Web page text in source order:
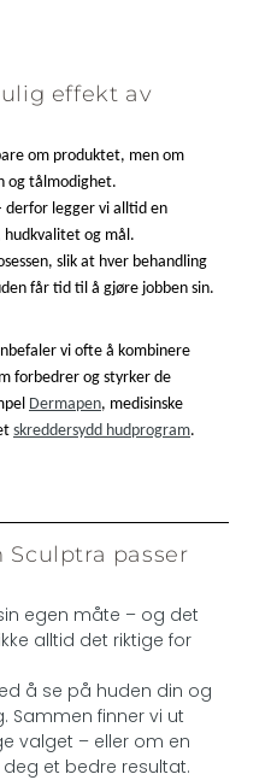
effekt av
om produktet, men om
og tålmodighet.
derfor legger vi alltid en
hudkvalitet og mål.
slik at hver behandling
får tid til å gjøre jobben sin.
vi ofte å kombinere
forbedrer og styrker de
Dermapen, medisinske
skreddersydd hudprogram.
passer
egen måte – og det
alltid det riktige for
å se på huden din og
Sammen finner vi ut
valget – eller om en
et bedre resultat.